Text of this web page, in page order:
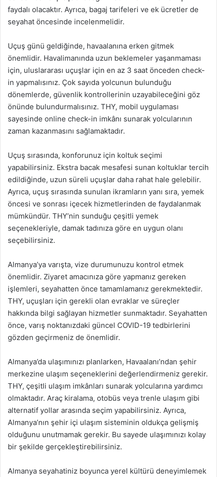
faydalı olacaktır. Ayrıca, bagaj tarifeleri ve ek ücretler de
seyahat öncesinde incelenmelidir.
Uçuş günü geldiğinde, havaalanına erken gitmek
önemlidir. Havalimanında uzun beklemeler yaşanmaması
için, uluslararası uçuşlar için en az 3 saat önceden check-
in yapmalısınız. Çok sayıda yolcunun bulunduğu
dönemlerde, güvenlik kontrollerinin uzayabileceğini göz
önünde bulundurmalısınız. THY, mobil uygulaması
sayesinde online check-in imkânı sunarak yolcularının
zaman kazanmasını sağlamaktadır.
Uçuş sırasında, konforunuz için koltuk seçimi
yapabilirsiniz. Ekstra bacak mesafesi sunan koltuklar tercih
edildiğinde, uzun süreli uçuşlar daha rahat hale gelebilir.
Ayrıca, uçuş sırasında sunulan ikramların yanı sıra, yemek
öncesi ve sonrası içecek hizmetlerinden de faydalanmak
mümkündür. THY’nin sunduğu çeşitli yemek
seçenekleriyle, damak tadınıza göre en uygun olanı
seçebilirsiniz.
Almanya’ya varışta, vize durumunuzu kontrol etmek
önemlidir. Ziyaret amacınıza göre yapmanız gereken
işlemleri, seyahatten önce tamamlamanız gerekmektedir.
THY, uçuşları için gerekli olan evraklar ve süreçler
hakkında bilgi sağlayan hizmetler sunmaktadır. Seyahatten
önce, varış noktanızdaki güncel COVID-19 tedbirlerini
gözden geçirmeniz de önemlidir.
Almanya’da ulaşımınızı planlarken, Havaalanı’ndan şehir
merkezine ulaşım seçeneklerini değerlendirmeniz gerekir.
THY, çeşitli ulaşım imkânları sunarak yolcularına yardımcı
olmaktadır. Araç kiralama, otobüs veya trenle ulaşım gibi
alternatif yollar arasında seçim yapabilirsiniz. Ayrıca,
Almanya’nın şehir içi ulaşım sisteminin oldukça gelişmiş
olduğunu unutmamak gerekir. Bu sayede ulaşımınızı kolay
bir şekilde gerçekleştirebilirsiniz.
Almanya seyahatiniz boyunca yerel kültürü deneyimlemek